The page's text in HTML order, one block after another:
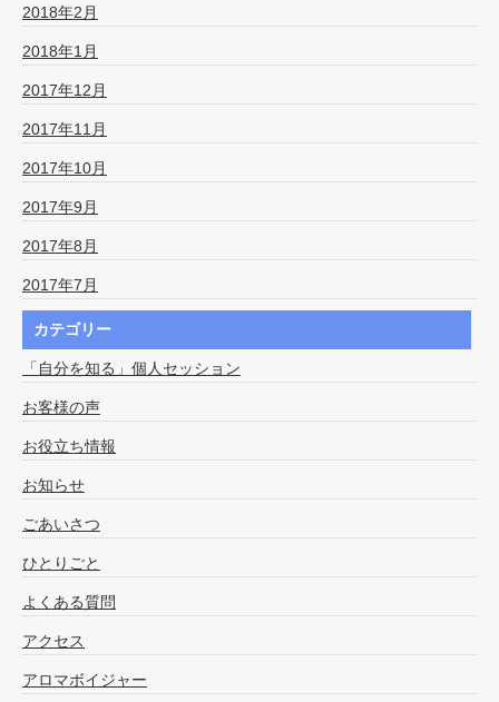
2018年2月
2018年1月
2017年12月
2017年11月
2017年10月
2017年9月
2017年8月
2017年7月
カテゴリー
「自分を知る」個人セッション
お客様の声
お役立ち情報
お知らせ
ごあいさつ
ひとりごと
よくある質問
アクセス
アロマボイジャー